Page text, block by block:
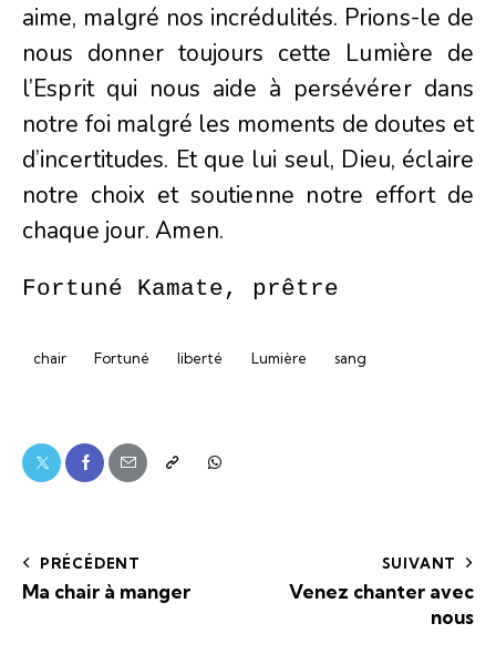
aime, malgré nos incrédulités. Prions-le de
nous donner toujours cette Lumière de
l’Esprit qui nous aide à persévérer dans
notre foi malgré les moments de doutes et
d’incertitudes. Et que lui seul, Dieu, éclaire
notre choix et soutienne notre effort de
chaque jour. Amen.
Fortuné Kamate, prêtre
chair Fortuné liberté Lumière sang
PRÉCÉDENT
Ma chair à manger
SUIVANT
Venez chanter avec
nous